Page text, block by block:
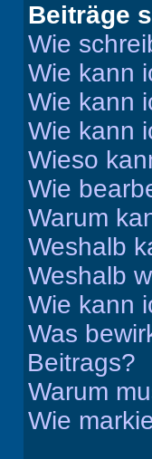
Beiträge
Wie
Wie kann
Wie kann
Wie kann
Wieso
Wie
Warum
Weshalb
Weshalb
Wie kann
Was
Beitrags?
Warum
Wie